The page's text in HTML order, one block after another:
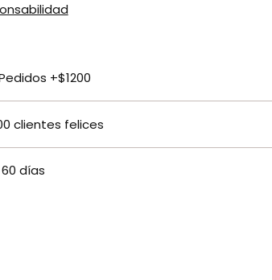
+$1200
clientes felices
días